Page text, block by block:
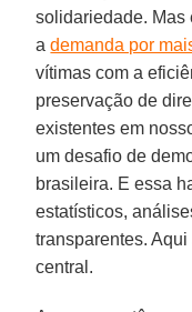
solidariedade. Mas
ademanda por
vítimas com a
preservação de
existentes em
um desafio de
brasileira. E essa
estatísticos,
transparentes.
central.